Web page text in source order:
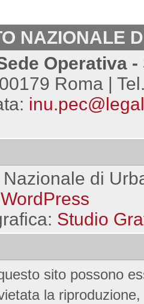
NAZIONALE
Operativa
Roma |
di
WordPress
Studio
sito possono
la